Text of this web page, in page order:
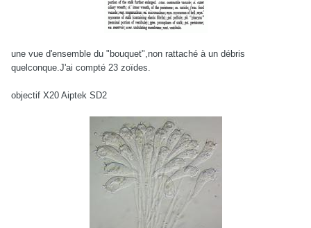
une vue d'ensemble du "bouquet",non rattaché à un débris
quelconque.J'ai compté 23 zoïdes.
objectif X20 Aiptek SD2